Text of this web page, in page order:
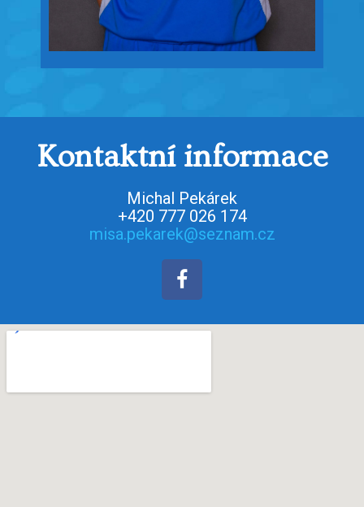
Kontaktní informace
Michal Pekárek
+420 777 026 174
misa.pekarek@seznam.cz
F
c
o